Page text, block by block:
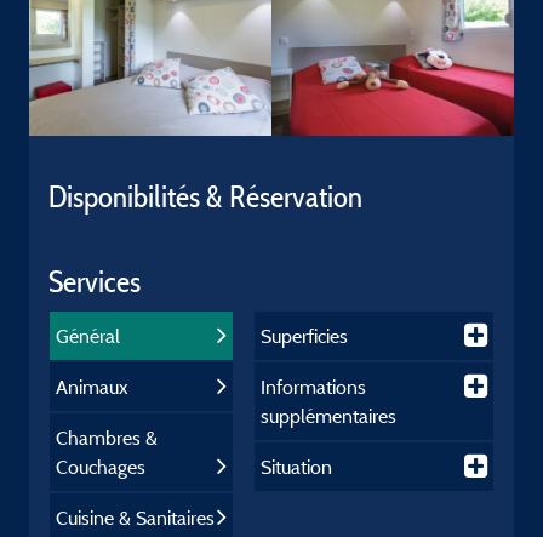
Disponibilités & Réservation
Services
Général
Animaux
Chambres &
Couchages
Cuisine & Sanitaires
Superficies
Informations
supplémentaires
Situation